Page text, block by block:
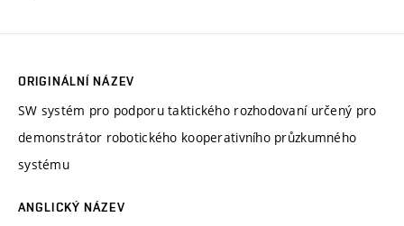
ORIGINÁLNÍ NÁZEV
SW systém pro podporu taktického rozhodovaní určený pro
demonstrátor robotického kooperativního průzkumného
systému
ANGLICKÝ NÁZEV